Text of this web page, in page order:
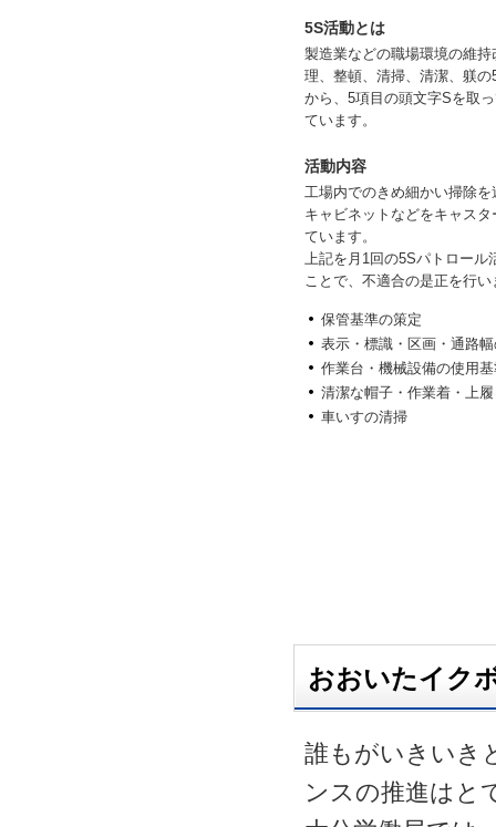
5S活動とは
製造業などの職場環境の維
理、整頓、清掃、清潔、躾
から、5項目の頭文字Sを取
ています。
活動内容
工場内でのきめ細かい掃除
キャビネットなどをキャス
ています。
上記を月1回の5Sパトロール
ことで、不適合の是正を行い
保管基準の策定
表示・標識・区画・通路
作業台・機械設備の使用
清潔な帽子・作業着・上
車いすの清掃
おおいたイク
誰もがいきいき
ンスの推進はと